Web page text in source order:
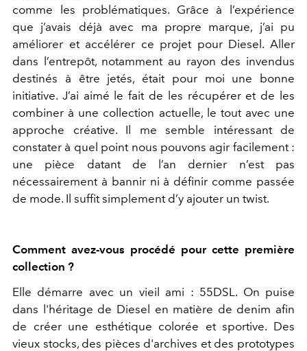
comme les problématiques. Grâce à l’expérience
que j’avais déjà avec ma propre marque, j’ai pu
améliorer et accélérer ce projet pour Diesel. Aller
dans l’entrepôt, notamment au rayon des invendus
destinés à être jetés, était pour moi une bonne
initiative. J’ai aimé le fait de les récupérer et de les
combiner à une collection actuelle, le tout avec une
approche créative. Il me semble intéressant de
constater à quel point nous pouvons agir facilement :
une pièce datant de l’an dernier n’est pas
nécessairement à bannir ni à définir comme passée
de mode. Il suffit simplement d’y ajouter un twist.
Comment avez-vous procédé pour cette première
collection ?
Elle démarre avec un vieil ami : 55DSL. On puise
dans l'héritage de Diesel en matière de denim afin
de créer une esthétique colorée et sportive. Des
vieux stocks, des pièces d'archives et des prototypes